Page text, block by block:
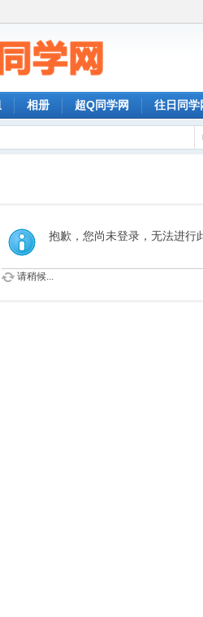
相册 超Q同学网 往日同学
抱歉，您尚未登录，无法进行
请稍候...